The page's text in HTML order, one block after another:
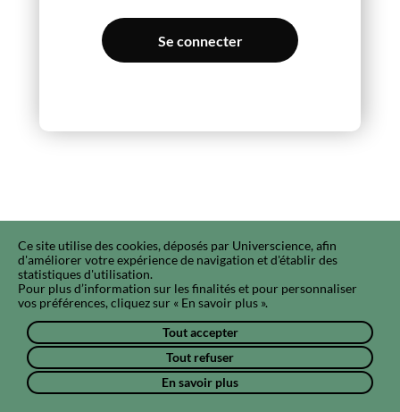
Ce site utilise des cookies, déposés par Universcience, afin
d'améliorer votre expérience de navigation et d'établir des
statistiques d'utilisation.
Pour plus d’information sur les finalités et pour personnaliser
vos préférences, cliquez sur « En savoir plus ».
Tout accepter
Tout refuser
En savoir plus
Se connecter